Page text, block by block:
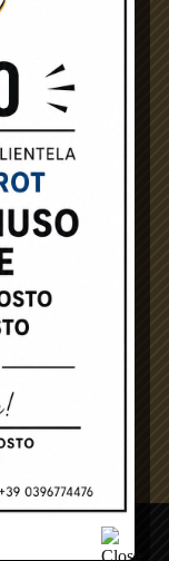
Prosecco doc
Treviso
FOLLOW